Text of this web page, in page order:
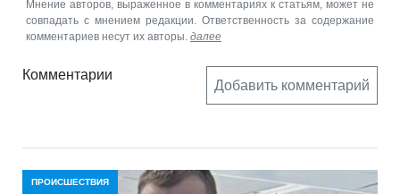
Мнение авторов, выраженное в комментариях к статьям, может не
совпадать с мнением редакции. Ответственность за содержание
комментариев несут их авторы. далее
Комментарии
Добавить комментарий
ПРОИСШЕСТВИЯ